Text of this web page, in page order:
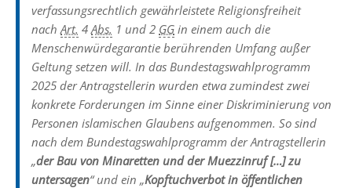
verfassungsrechtlich gewährleistete Religionsfreiheit
nach Art. 4 Abs. 1 und 2 GG in einem auch die
Menschenwürdegarantie berührenden Umfang außer
Geltung setzen will. In das Bundestagswahlprogramm
2025 der Antragstellerin wurden etwa zumindest zwei
konkrete Forderungen im Sinne einer Diskriminierung von
Personen islamischen Glaubens aufgenommen. So sind
nach dem Bundestagswahlprogramm der Antragstellerin
„der Bau von Minaretten und der Muezzinruf […] zu
untersagen“ und ein „Kopftuchverbot in öffentlichen